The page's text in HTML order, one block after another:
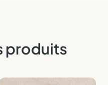
produits